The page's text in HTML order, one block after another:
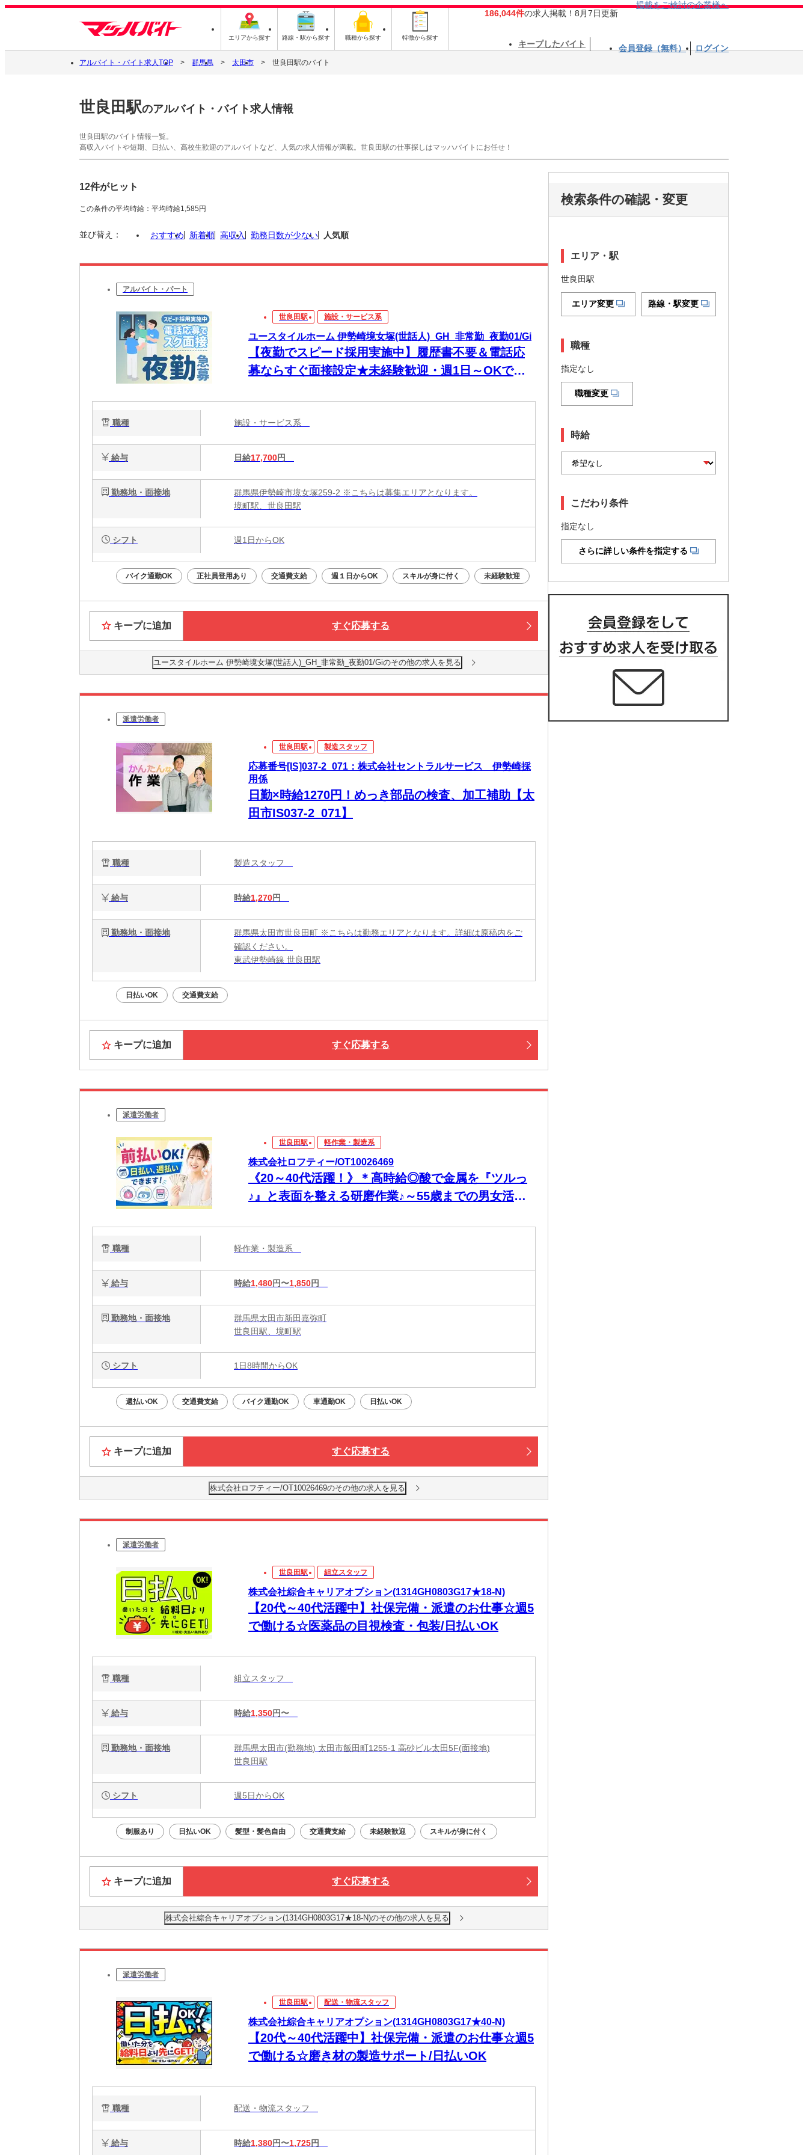
エリアから探す 路線・駅から探す 職種から探す 特徴から探す
186,044件の求人掲載！8月7日更新
掲載をご検討の企業様へ
キープしたバイト 会員登録（無料） ログイン
アルバイト・バイト求人TOP 群馬県 太田市 世良田駅のバイト
世良田駅のアルバイト・バイト求人情報
世良田駅のバイト情報一覧。
高収入バイトや短期、日払い、高校生歓迎のアルバイトなど、人気の求人情報が満載。世良田駅の仕事探しはマッハバイトにお任せ！
12件がヒット
この条件の平均時給：平均時給1,585円
並び替え： おすすめ 新着順 高収入 勤務日数が少ない 人気順
アルバイト・パート
世良田駅 施設・サービス系
ユースタイルホーム 伊勢崎境女塚(世話人)_GH_非常勤_夜勤01/Gi
【夜勤でスピード採用実施中】履歴書不要＆電話応
募ならすぐ面接設定★未経験歓迎・週1日～OKで無
職種 施設・サービス系
給与 日給17,700円
勤務地・面接地
群馬県伊勢崎市境女塚259-2 ※こちらは募集エリアとなります。
境町駅、世良田駅
シフト 週1日からOK
バイク通勤OK 正社員登用あり 交通費支給 週１日からOK スキルが身に付く 未経験歓迎
キープに追加 すぐ応募する
ユースタイルホーム 伊勢崎境女塚(世話人)_GH_非常勤_夜勤01/Giのその他の求人を見る
派遣労働者
世良田駅 製造スタッフ
応募番号[IS]037-2_071：株式会社セントラルサービス 伊勢崎採
用係
日勤×時給1270円！めっき部品の検査、加工補助【太
田市IS037-2_071】
職種 製造スタッフ
給与 時給1,270円
勤務地・面接地
群馬県太田市世良田町 ※こちらは勤務エリアとなります。詳細は原稿内をご
確認ください。
東武伊勢崎線 世良田駅
日払いOK 交通費支給
キープに追加 すぐ応募する
派遣労働者
世良田駅 軽作業・製造系
株式会社ロフティー/OT10026469
《20～40代活躍！》＊高時給◎酸で金属を『ツルっ
♪』と表面を整える研磨作業♪～55歳までの男女活躍
職種 軽作業・製造系
給与 時給1,480円〜1,850円
勤務地・面接地
群馬県太田市新田嘉弥町
世良田駅、境町駅
シフト 1日8時間からOK
週払いOK 交通費支給 バイク通勤OK 車通勤OK 日払いOK
キープに追加 すぐ応募する
株式会社ロフティー/OT10026469のその他の求人を見る
派遣労働者
世良田駅 組立スタッフ
株式会社綜合キャリアオプション(1314GH0803G17★18-N)
【20代～40代活躍中】社保完備・派遣のお仕事☆週5
で働ける☆医薬品の目視検査・包装/日払いOK
職種 組立スタッフ
給与 時給1,350円〜
勤務地・面接地
群馬県太田市(勤務地) 太田市飯田町1255-1 高砂ビル太田5F(面接地)
世良田駅
シフト 週5日からOK
制服あり 日払いOK 髪型・髪色自由 交通費支給 未経験歓迎 スキルが身に付く
キープに追加 すぐ応募する
株式会社綜合キャリアオプション(1314GH0803G17★18-N)のその他の求人を見る
派遣労働者
世良田駅 配送・物流スタッフ
株式会社綜合キャリアオプション(1314GH0803G17★40-N)
【20代～40代活躍中】社保完備・派遣のお仕事☆週5
で働ける☆磨き材の製造サポート/日払いOK
職種 配送・物流スタッフ
給与 時給1,380円〜1,725円
検索条件の確認・変更
エリア・駅
世良田駅
エリア変更 路線・駅変更
職種
指定なし
職種変更
時給
こだわり条件
指定なし
さらに詳しい条件を指定する